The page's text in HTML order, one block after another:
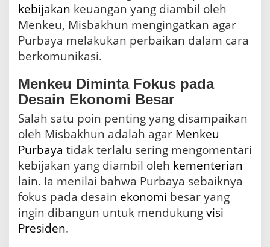
K
e
m
e
r
i
a
n
L
a
i
kebijakan keuangan yang diambil oleh
Menkeu, Misbakhun mengingatkan agar
Purbaya melakukan perbaikan dalam cara
berkomunikasi.
Menkeu Diminta Fokus pada
Desain Ekonomi Besar
Salah satu poin penting yang disampaikan
oleh Misbakhun adalah agar Menkeu
Purbaya tidak terlalu sering mengomentari
kebijakan yang diambil oleh kementerian
lain. Ia menilai bahwa Purbaya sebaiknya
fokus pada desain ekonomi besar yang
ingin dibangun untuk mendukungvisi
Presiden.